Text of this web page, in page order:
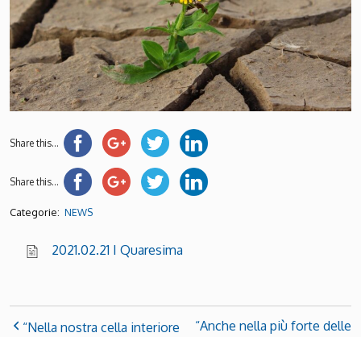
Share this...
Share this...
Categorie: NEWS
2021.02.21 I Quaresima
“Nella nostra cella interiore
“Anche nella più forte delle